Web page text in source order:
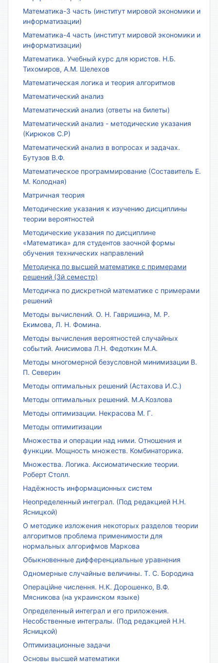
Математика-3 часть (институт мировой экономики и
информатизации)
Математика-4 часть (институт мировой экономики и
информатизации)
Математика. Учебный курс для юристов. Н.Б.
Тихомиров, А.М. Шелехов
Математическая логика и теория алгоритмов
Математический анализ
Математический анализ (ответы на билеты)
Математический анализ - методические указания
(Кирюков С.Р)
Математический анализ в вопросах и задачах.
Бутузов В.Ф.
Математическое программирование (Составитель Е.
М. Колодная)
Матричная теория
Методические указания к изучению дисциплины
теории вероятностей
Методические указания по дисциплине
«Математика» для студентов заочной формы
обучения технических направлений
Методичка по высшей математике с примерами
решений (3й семестр)
Методичка по дискретной математике с примерами
решений
Методы вычислений. О. Н. Гавришина, М. Р.
Екимова, Л. Н. Фомина.
Методы вычисления вероятностей случайных
событий. Анисимова Л.Н. Федоткин М.А.
Методы многомерной безусловной минимизации В.
П. Северин
Методы оптимальных решений (Астахова И.С.)
Методы оптимальных решений. М.А.Козлова
Методы оптимизации. Некрасова М. Г.
Методы оптимитизации
Множества и операции над ними. Отношения и
функции. Мощность множеств. Комбинаторика.
Множества. Логика. Аксиоматические теории.
Роберт Столл.
Надёжность информационных систем
Неопределенный интеграл. (Под редакцией Н.Н.
Ясницкой)
О методике изложения некоторых разделов теории
алгоритмов проблема применимости для
нормальных алгорифмов Маркова
Обыкновенные дифференциальные уравнения
Одномерные случайные величины. Т. С. Бородина
Операційне числення. Н.К. Дорошенко, В.Ф.
Мясникова (на украинском языке)
Определенный интеграл и его приложения.
Несобственные интегралы. (Под редакцией Н.Н.
Ясницкой)
Оптимизационные задачи
Основы высшей математики